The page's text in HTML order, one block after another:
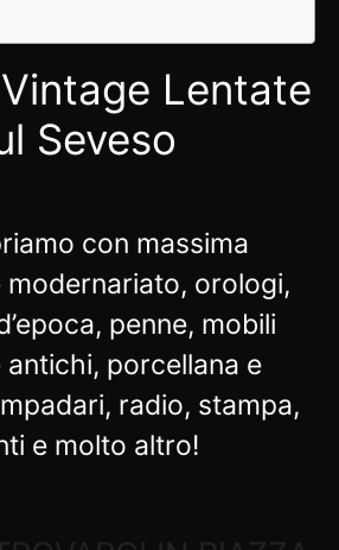
Lentate
Seveso
con massima
modernariato, orologi,
penne, mobili
antichi, porcellana e
radio, stampa,
e molto altro!